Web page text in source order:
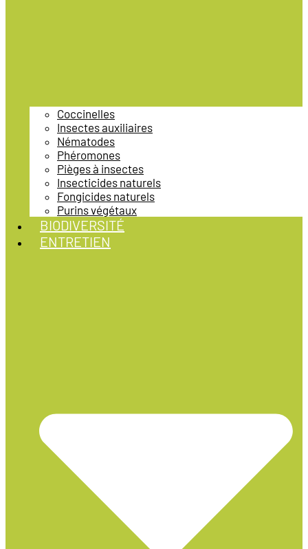
Coccinelles
Insectes auxiliaires
Nématodes
Phéromones
Pièges à insectes
Insecticides naturels
Fongicides naturels
Purins végétaux
BIODIVERSITÉ
ENTRETIEN